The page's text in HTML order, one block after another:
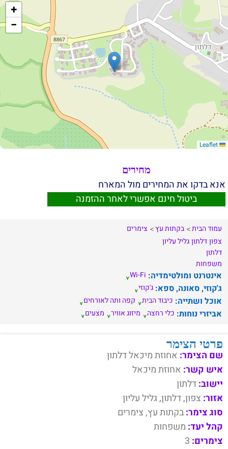
+
−
מחירים
אנא בדקו את המחירים מול המארח
ביטול חינם אפשרי לאחר ההזמנה
עמוד הבית בקתות עץ
צימרים
צפוןדלתוןגליל עליון
דלתון
משפחות
אינטרנט ומולטימדיה: Wi-Fi
ג'קוזי, סאונה, ספא: ג'קוזי
אוכל ושתייה: כיבוד הבית קפה ותה לאורחים
אביזרי נוחות: כלי רחצה מיזוג אוויר מצעים
פרטי הצימר
שם הצימר: אחוזת מיכאל דלתון
איש קשר: אחוזת מיכאל
יישוב:דלתון
אזור: צפון, דלתון, גליל עליון
סוג צימר:בקתות עץ, צימרים
קהל יעד: משפחות
צימרים: 3